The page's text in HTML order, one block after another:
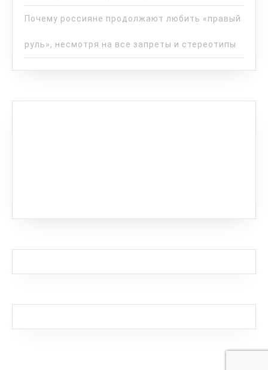
Почему россияне продолжают любить «правый
руль», несмотря на все запреты и стереотипы